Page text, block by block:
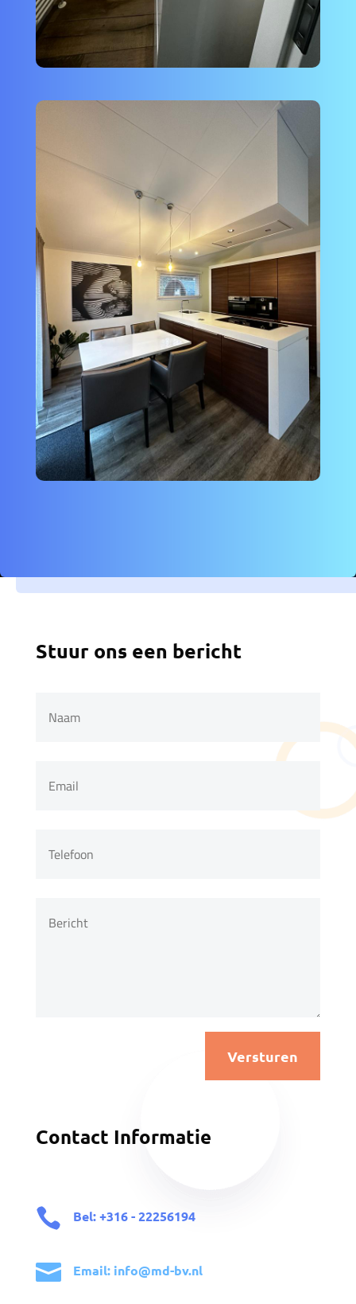
Stuur ons een bericht
Versturen
Contact Informatie
 Bel: +316 - 22256194
 Email: info@md-bv.nl